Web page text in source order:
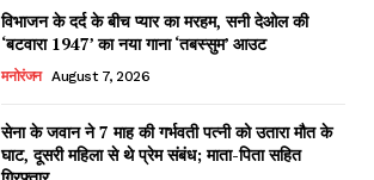
विभाजन के दर्द के बीच प्यार का मरहम, सनी देओल की
‘बटवारा 1947’ का नया गाना ‘तबस्सुम’ आउट
मनोरंजन August 7, 2026
सेना के जवान ने 7 माह की गर्भवती पत्नी को उतारा मौत के
घाट, दूसरी महिला से थे प्रेम संबंध; माता-पिता सहित